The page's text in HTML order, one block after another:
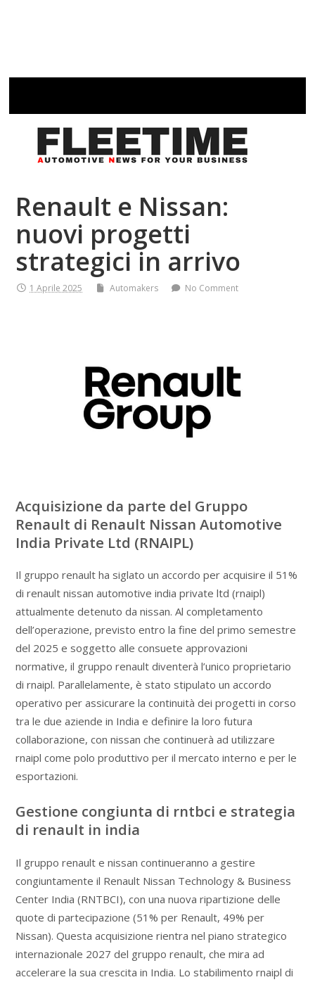
Renault e Nissan:
nuovi progetti
strategici in arrivo
1 Aprile 2025 Automakers No Comment
Acquisizione da parte del Gruppo
Renault di Renault Nissan Automotive
India Private Ltd (RNAIPL)
Il gruppo renault ha siglato un accordo per acquisire il 51%
di renault nissan automotive india private ltd (rnaipl)
attualmente detenuto da nissan. Al completamento
dell’operazione, previsto entro la fine del primo semestre
del 2025 e soggetto alle consuete approvazioni
normative, il gruppo renault diventerà l’unico proprietario
di rnaipl. Parallelamente, è stato stipulato un accordo
operativo per assicurare la continuità dei progetti in corso
tra le due aziende in India e definire la loro futura
collaborazione, con nissan che continuerà ad utilizzare
rnaipl come polo produttivo per il mercato interno e per le
esportazioni.
Gestione congiunta di rntbci e strategia
di renault in india
Il gruppo renault e nissan continueranno a gestire
congiuntamente il Renault Nissan Technology & Business
Center India (RNTBCI), con una nuova ripartizione delle
quote di partecipazione (51% per Renault, 49% per
Nissan). Questa acquisizione rientra nel piano strategico
internazionale 2027 del gruppo renault, che mira ad
accelerare la sua crescita in India. Lo stabilimento rnaipl di